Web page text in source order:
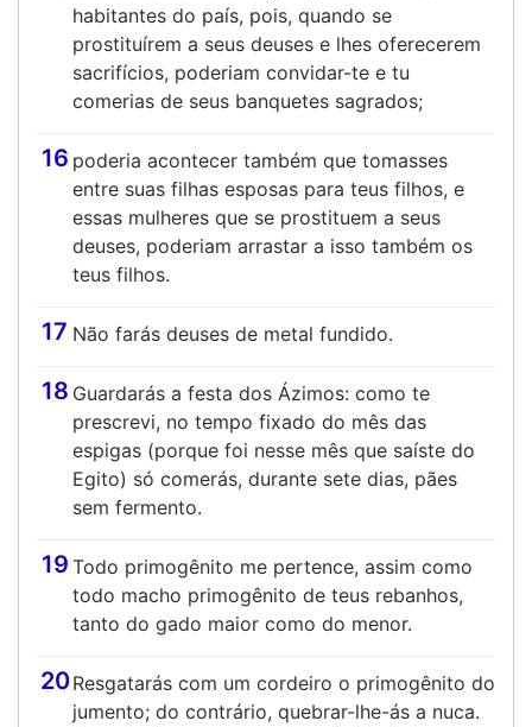
habitantes do país, pois, quando se
prostituírem a seus deuses e lhes oferecerem
sacrifícios, poderiam convidar-te e tu
comerias de seus banquetes sagrados;
16 poderia acontecer também que tomasses
entre suas filhas esposas para teus filhos, e
essas mulheres que se prostituem a seus
deuses, poderiam arrastar a isso também os
teus filhos.
17 Não farás deuses de metal fundido.
18 Guardarás a festa dos Ázimos: como te
prescrevi, no tempo fixado do mês das
espigas (porque foi nesse mês que saíste do
Egito) só comerás, durante sete dias, pães
sem fermento.
19 Todo primogênito me pertence, assim como
todo macho primogênito de teus rebanhos,
tanto do gado maior como do menor.
20Resgatarás com um cordeiro o primogênito do
jumento; do contrário, quebrar-lhe-ás a nuca.